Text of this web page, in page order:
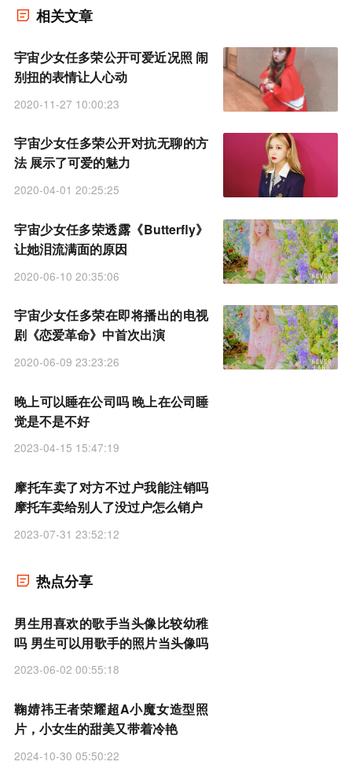
相关文章
宇宙少女任多荣公开可爱近况照 闹
别扭的表情让人心动
2020-11-27 10:00:23
宇宙少女任多荣公开对抗无聊的方
法 展示了可爱的魅力
2020-04-01 20:25:25
宇宙少女任多荣透露《Butterfly》
让她泪流满面的原因
2020-06-10 20:35:06
宇宙少女任多荣在即将播出的电视
剧《恋爱革命》中首次出演
2020-06-09 23:23:26
晚上可以睡在公司吗 晚上在公司睡
觉是不是不好
2023-04-15 15:47:19
摩托车卖了对方不过户我能注销吗
摩托车卖给别人了没过户怎么销户
2023-07-31 23:52:12
热点分享
男生用喜欢的歌手当头像比较幼稚
吗 男生可以用歌手的照片当头像吗
2023-06-02 00:55:18
鞠婧祎王者荣耀超A小魔女造型照
片，小女生的甜美又带着冷艳
2024-10-30 05:50:22